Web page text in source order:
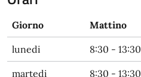
Giorno Mattino
lunedi 8:30 - 13:30
martedi 8:30 - 13:30